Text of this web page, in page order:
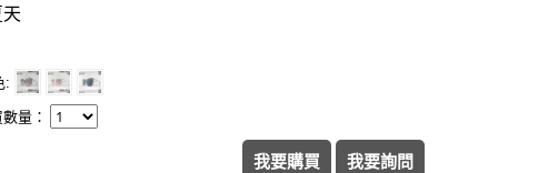
量：
我要購買 我要詢問